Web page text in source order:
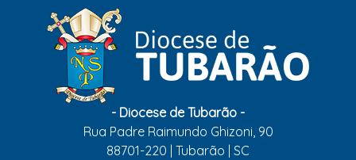
- Diocese de Tubarão -
Rua Padre Raimundo Ghizoni, 90
88701-220 | Tubarão | SC